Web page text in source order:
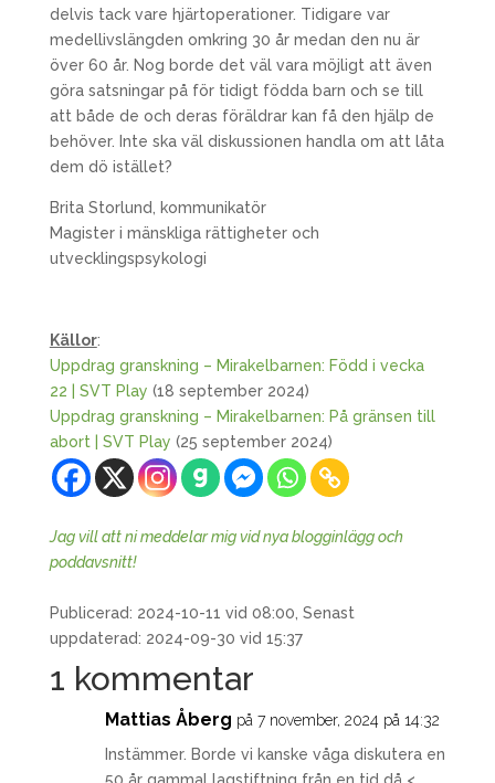
delvis tack vare hjärtoperationer. Tidigare var
medellivslängden omkring 30 år medan den nu är
över 60 år. Nog borde det väl vara möjligt att även
göra satsningar på för tidigt födda barn och se till
att både de och deras föräldrar kan få den hjälp de
behöver. Inte ska väl diskussionen handla om att låta
dem dö istället?
Brita Storlund, kommunikatör
Magister i mänskliga rättigheter och
utvecklingspsykologi
Källor:
Uppdrag granskning – Mirakelbarnen: Född i vecka
22 | SVT Play (18 september 2024)
Uppdrag granskning – Mirakelbarnen: På gränsen till
abort | SVT Play (25 september 2024)
Jag vill att ni meddelar mig vid nya blogginlägg och
poddavsnitt!
Publicerad: 2024-10-11 vid 08:00, Senast
uppdaterad: 2024-09-30 vid 15:37
1 kommentar
Mattias Åberg på 7 november, 2024 på 14:32
Instämmer. Borde vi kanske våga diskutera en